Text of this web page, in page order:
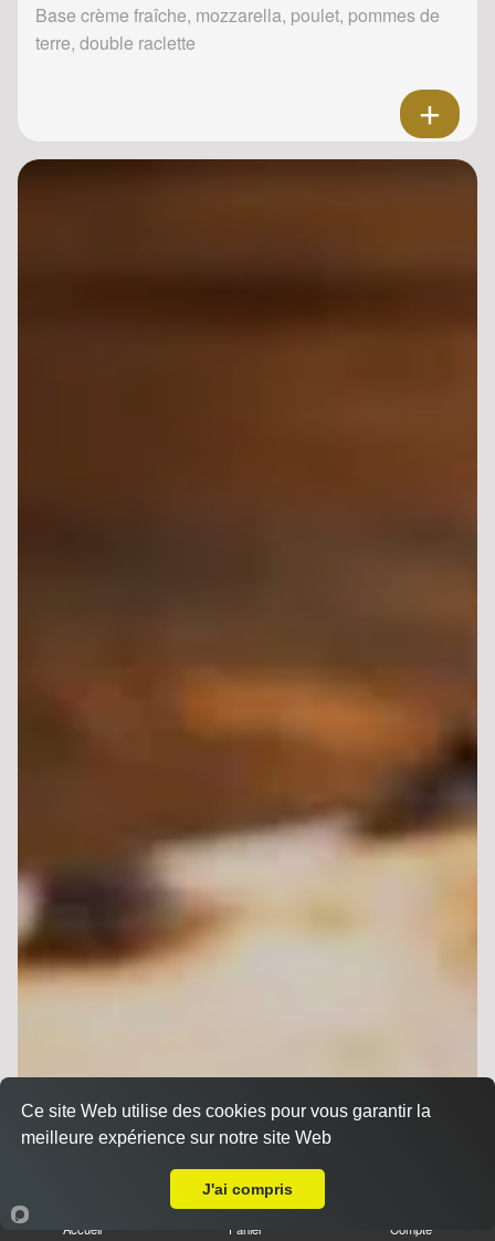
Base crème fraîche, mozzarella, poulet, pommes de
terre, double raclette
Accueil Panier Compte
Ce site Web utilise des cookies pour vous garantir la
meilleure expérience sur notre site Web
J'ai compris